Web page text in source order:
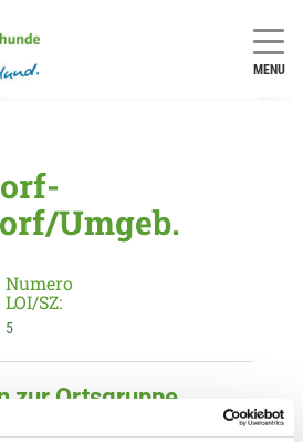
MENU
Umgeb.
Numero
LOI/SZ:
5
zur Ortsgruppe